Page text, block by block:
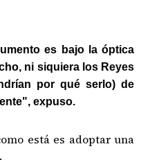
es bajo la óptica
ni siquiera los Reyes
por qué serlo) de
expuso.
está es adoptar una